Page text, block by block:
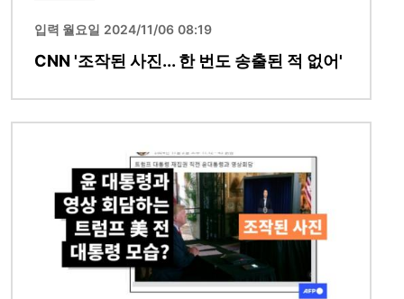
입력 월요일 2024/11/06 08:19
CNN '조작된 사진... 한 번도 송출된 적 없어'